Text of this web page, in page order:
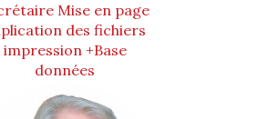
Mise en page
des fichiers
impression +Base
données